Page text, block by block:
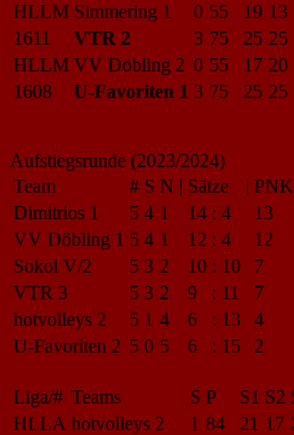
HLLM Simmering 1 0 55 19 13
1611
VTR 2 3 75 25 25
HLLM VV Döbling 2 0 55 17 20
1608
U-Favoriten 1 3 75 25 25
Aufstiegsrunde (2023/2024)
Team
# S N | Sätze | PNK
Dimitrios 1
5 4 1 14 : 4
13
VV Döbling 1 5 4 1 12 : 4
12
Sokol V/2
5 3 2 10 : 10
7
VTR 3
5 3 2 9 : 11
7
hotvolleys 2
5 1 4 6 : 13
4
U-Favoriten 2 5 0 5 6 : 15 2
Liga/# Teams S P S1 S2
HLLA hotvolleys 2 1 84 21 17